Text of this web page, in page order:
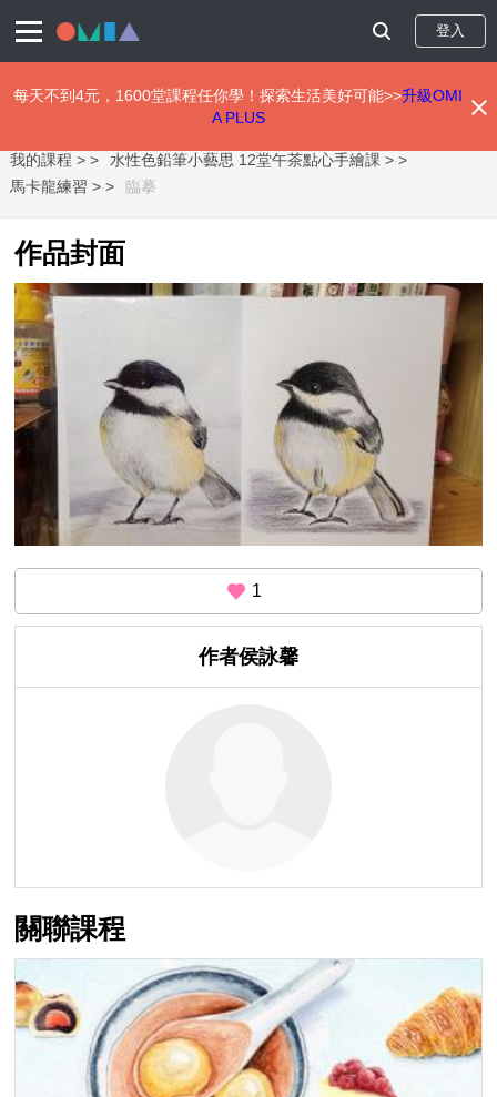
至
主
登入
每天不到4元，1600堂課程任你學！探索生活美好可能>>升級OMI
A PLUS
我的課程 >
水性色鉛筆小藝思 12堂午茶點心手繪課 >
馬卡龍練習 >
臨摹
作品封面
1
作者侯詠馨
關聯課程